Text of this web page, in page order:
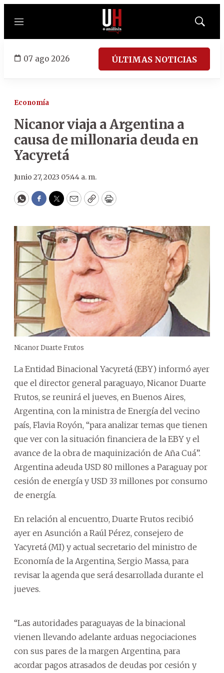
Menú
Mostrar
07 ago 2026 ÚLTIMAS NOTICIAS
Economía
Nicanor viaja a Argentina a
causa de millonaria deuda en
Yacyretá
Junio 27, 2023 05:44 a. m.
WhatsApp
Facebook
Twitter
EmailCopyPrint
Nicanor Duarte Frutos
La Entidad Binacional Yacyretá (EBY) informó ayer
que el director general paraguayo, Nicanor Duarte
Frutos, se reunirá el jueves, en Buenos Aires,
Argentina, con la ministra de Energía del vecino
país, Flavia Royón, “para analizar temas que tienen
que ver con la situación financiera de la EBY y el
avance de la obra de maquinización de Aña Cuá”.
Argentina adeuda USD 80 millones a Paraguay por
cesión de energía y USD 33 millones por consumo
de energía.
En relación al encuentro, Duarte Frutos recibió
ayer en Asunción a Raúl Pérez, consejero de
Yacyretá (MI) y actual secretario del ministro de
Economía de la Argentina, Sergio Massa, para
revisar la agenda que será desarrollada durante el
jueves.
“Las autoridades paraguayas de la binacional
vienen llevando adelante arduas negociaciones
con sus pares de la margen Argentina, para
acordar pagos atrasados de deudas por cesión y